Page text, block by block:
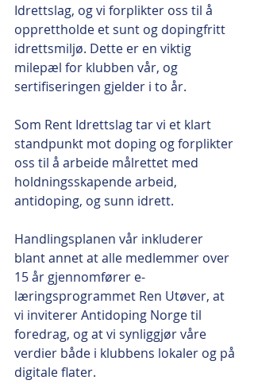
Idrettslag, og vi forplikter oss til å
opprettholde et sunt og dopingfritt
idrettsmiljø. Dette er en viktig
milepæl for klubben vår, og
sertifiseringen gjelder i to år.
Som Rent Idrettslag tar vi et klart
standpunkt mot doping og forplikter
oss til å arbeide målrettet med
holdningsskapende arbeid,
antidoping, og sunn idrett.
Handlingsplanen vår inkluderer
blant annet at alle medlemmer over
15 år gjennomfører e-
læringsprogrammet Ren Utøver, at
vi inviterer Antidoping Norge til
foredrag, og at vi synliggjør våre
verdier både i klubbens lokaler og på
digitale flater.